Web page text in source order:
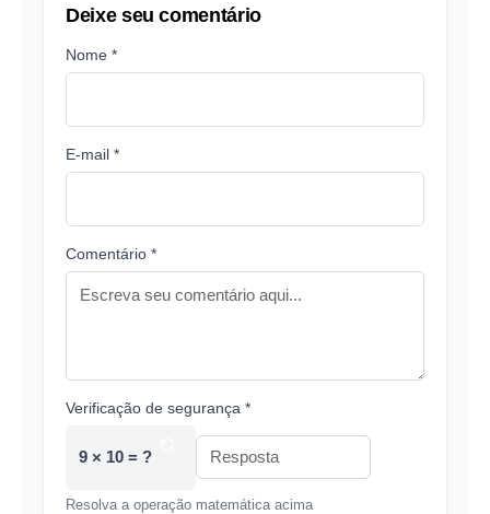
Deixe seu comentário
Nome *
E-mail *
Comentário *
Verificação de segurança *
9 × 10 = ?
Resolva a operação matemática acima